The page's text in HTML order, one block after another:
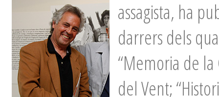
assagista, ha
darrers dels
“Memoria de la
del Vent;